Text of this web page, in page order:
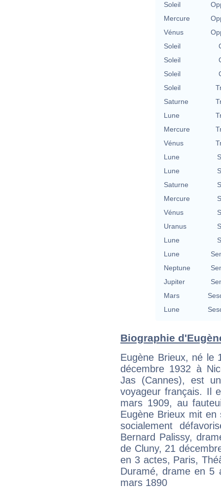
Soleil
Mercure
Vénus
Soleil
Soleil
Soleil
Soleil
Saturne
Lune
Mercure
Vénus
Lune
Lune
Saturne
Mercure
Vénus
Uranus
Lune
Lune
Neptune
Jupiter
Mars
Lune
Biographie
Eugène Brieux, né le
décembre 1932 à
Jas (Cannes), est
voyageur français. Il
mars 1909, au
Eugène Brieux mit
socialement
Bernard Palissy,
de Cluny, 21
en 3 actes, Paris,
Duramé, drame en 5
mars 1890